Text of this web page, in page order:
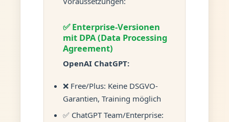
✅ Enterprise-Versionen
mit DPA (Data Processing
Agreement)
OpenAI ChatGPT:
❌ Free/Plus: Keine DSGVO-
Garantien, Training möglich
✅ ChatGPT Team/Enterprise: